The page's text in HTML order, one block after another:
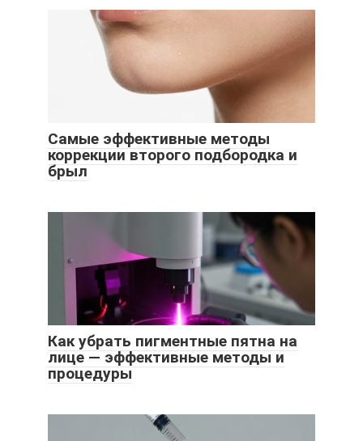
Самые эффективные методы
коррекции второго подбородка и
брыл
Как убрать пигментные пятна на
лице — эффективные методы и
процедуры